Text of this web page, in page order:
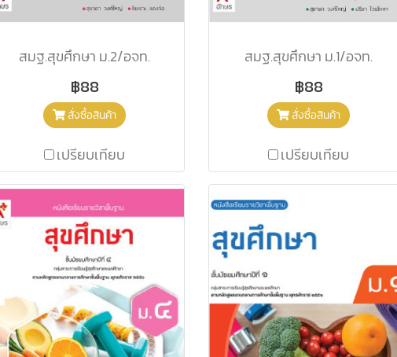
สมฐ.สุขศึกษา ม.2/อจท.
฿88
สั่งซื้อสินค้า
เปรียบเทียบ
สมฐ.สุขศึกษา ม.1/อจท.
฿88
สั่งซื้อสินค้า
เปรียบเทียบ